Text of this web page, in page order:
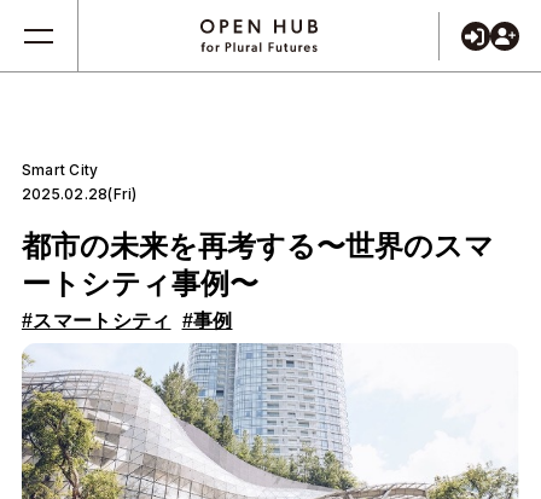
Smart City
2025.02.28(Fri)
都市の未来を再考する〜世界のスマ
ートシティ事例〜
#スマートシティ #事例